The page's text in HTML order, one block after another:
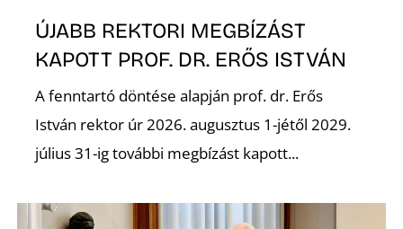
ÚJABB REKTORI MEGBÍZÁST
KAPOTT PROF. DR. ERŐS ISTVÁN
A fenntartó döntése alapján prof. dr. Erős
István rektor úr 2026. augusztus 1-jétől 2029.
július 31-ig további megbízást kapott...